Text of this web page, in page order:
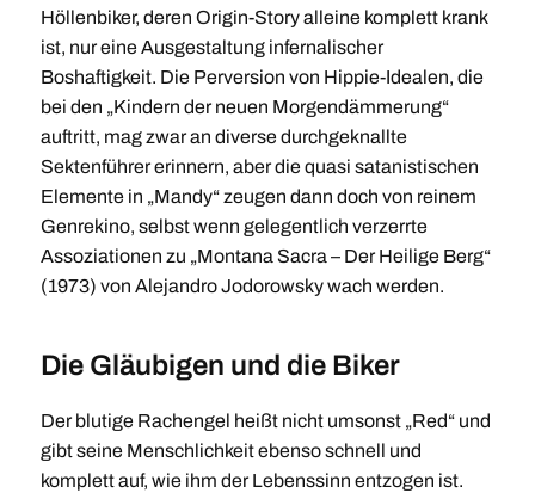
Höllenbiker, deren Origin-Story alleine komplett krank
ist, nur eine Ausgestaltung infernalischer
Boshaftigkeit. Die Perversion von Hippie-Idealen, die
bei den „Kindern der neuen Morgendämmerung“
auftritt, mag zwar an diverse durchgeknallte
Sektenführer erinnern, aber die quasi satanistischen
Elemente in „Mandy“ zeugen dann doch von reinem
Genrekino, selbst wenn gelegentlich verzerrte
Assoziationen zu „Montana Sacra – Der Heilige Berg“
(1973) von Alejandro Jodorowsky wach werden.
Die Gläubigen und die Biker
Der blutige Rachengel heißt nicht umsonst „Red“ und
gibt seine Menschlichkeit ebenso schnell und
komplett auf, wie ihm der Lebenssinn entzogen ist.